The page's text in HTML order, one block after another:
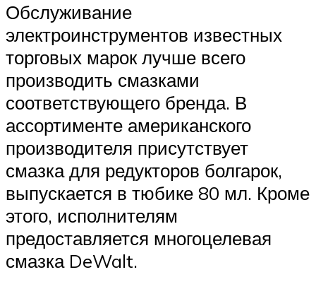
Обслуживание
электроинструментов известных
торговых марок лучше всего
производить смазками
соответствующего бренда. В
ассортименте американского
производителя присутствует
смазка для редукторов болгарок,
выпускается в тюбике 80 мл. Кроме
этого, исполнителям
предоставляется многоцелевая
смазка DeWalt.